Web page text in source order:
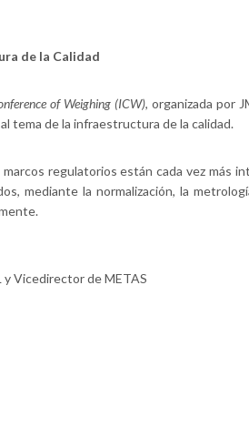
de la Calidad
of Weighing (ICW), organizada por
tema de la infraestructura de la calidad.
regulatorios están cada vez más
mediante la normalización, la
Vicedirector de METAS